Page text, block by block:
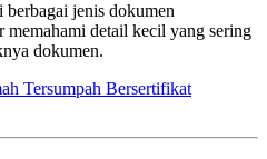
berbagai jenis dokumen
memahami detail kecil yang sering
dokumen.
Tersumpah Bersertifikat